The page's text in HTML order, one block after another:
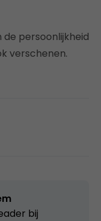
de persoonlijkheid
verschenen.
bij